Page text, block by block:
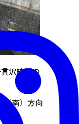
沢暗渠の
（南）方向